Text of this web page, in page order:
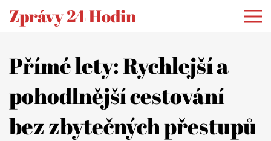
Zprávy 24 Hodin
Přímé lety: Rychlejší a
pohodlnější cestování
bez zbytečných přestupů